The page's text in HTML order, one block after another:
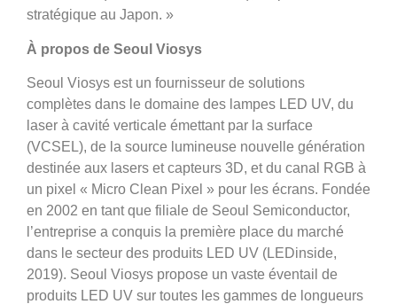
stratégique au Japon. »
À propos de Seoul Viosys
Seoul Viosys est un fournisseur de solutions
complètes dans le domaine des lampes LED UV, du
laser à cavité verticale émettant par la surface
(VCSEL), de la source lumineuse nouvelle génération
destinée aux lasers et capteurs 3D, et du canal RGB à
un pixel « Micro Clean Pixel » pour les écrans. Fondée
en 2002 en tant que filiale de Seoul Semiconductor,
l’entreprise a conquis la première place du marché
dans le secteur des produits LED UV (LEDinside,
2019). Seoul Viosys propose un vaste éventail de
produits LED UV sur toutes les gammes de longueurs